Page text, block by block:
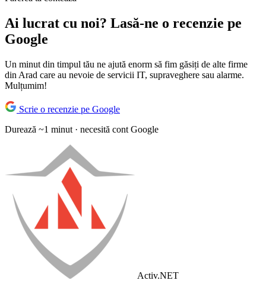
Ai lucrat cu noi? Lasă-ne o recenzie pe
Google
Un minut din timpul tău ne ajută enorm să fim găsiți de alte firme
din Arad care au nevoie de servicii IT, supraveghere sau alarme.
Mulțumim!
Scrie o recenzie pe Google
Durează ~1 minut · necesită cont Google
Activ.NET